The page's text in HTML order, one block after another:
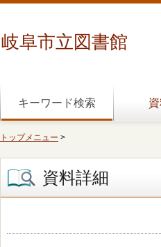
岐阜市立図書館
キーワード検索
トップメニュー >
資料詳細